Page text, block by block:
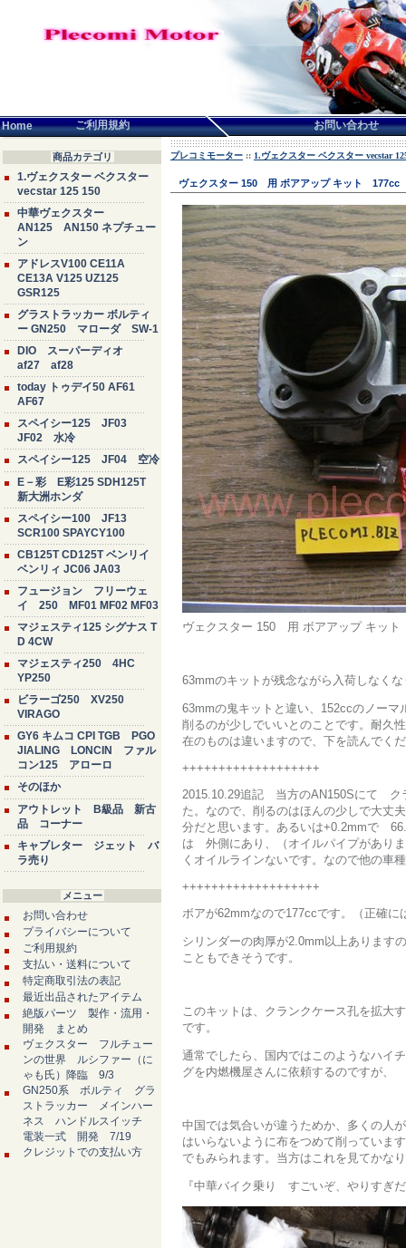
Home ご利用規約 お問い合わせ
商品カテゴリ
1.ヴェクスター ベクスター
vecstar 125 150
中華ヴェクスター
AN125 AN150 ネプチュー
ン
アドレスV100 CE11A
CE13A V125 UZ125
GSR125
グラストラッカー ボルティ
ー GN250 マローダ SW-1
DIO スーパーディオ
af27 af28
today トゥデイ50 AF61
AF67
スペイシー125 JF03
JF02 水冷
スペイシー125 JF04 空冷
E－彩 E彩125 SDH125T
新大洲ホンダ
スペイシー100 JF13
SCR100 SPAYCY100
CB125T CD125T ベンリイ
ベンリィ JC06 JA03
フュージョン フリーウェ
イ 250 MF01 MF02 MF03
マジェスティ125 シグナス T
D 4CW
マジェスティ250 4HC
YP250
ビラーゴ250 XV250
VIRAGO
GY6 キムコ CPI TGB PGO
JIALING LONCIN ファル
コン125 アローロ
そのほか
アウトレット B級品 新古
品 コーナー
キャブレター ジェット バ
ラ売り
メニュー
お問い合わせ
プライバシーについて
ご利用規約
支払い・送料について
特定商取引法の表記
最近出品されたアイテム
絶版パーツ 製作・流用・
開発 まとめ
ヴェクスター フルチュー
ンの世界 ルシファー（に
ゃも氏）降臨 9/3
GN250系 ボルティ グラ
ストラッカー メインハー
ネス ハンドルスイッチ
電装一式 開発 7/19
クレジットでの支払い方
プレコミモーター :: 1.ヴェクスター ベクスター vecstar
ヴェクスター 150 用 ボアアップ キット
ヴェクスター 150 用 ボアアップ キッ
63mmのキットが残念ながら入荷しなく
63mmの鬼キットと違い、152ccのノー
削るのが少しでいいとのことです。耐久
在のものは違いますので、下を読んでく
+++++++++++++++++++
2015.10.29追記 当方のAN150Sにて ク
た。なので、削るのはほんの少しで大丈
分だと思います。あるいは+0.2mmで
は 外側にあり、（オイルパイプがあり
くオイルラインないです。なので他の車
+++++++++++++++++++
ボアが62mmなので177ccです。（正確に
シリンダーの肉厚が2.0mm以上あります
こともできそうです。
このキットは、クランクケース孔を拡大
です。
通常でしたら、国内ではこのようなハイ
グを内燃機屋さんに依頼するのですが、
中国では気合いが違うためか、多くの人
はいらないように布をつめて削っていま
でもみられます。当方はこれを見てかな
『中華バイク乗り すごいぞ、やりすぎ